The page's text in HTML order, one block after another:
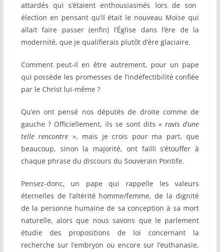
attardés qui s’étaient enthousiasmés lors de son
élection en pensant qu’il était le nouveau Moïse qui
allait faire passer (enfin) l’Église dans l’ère de la
modernité, que je qualifierais plutôt d’ère glaciaire.
Comment peut-il en être autrement, pour un pape
qui possède les promesses de l’indéfectibilité confiée
par le Christ lui-même ?
Qu’en ont pensé nos députés de droite comme de
gauche ? Officiellement, ils se sont dits « ravis d’une
telle rencontre », mais je crois pour ma part, que
beaucoup, sinon la majorité, ont failli s’étouffer à
chaque phrase du discours du Souverain Pontife.
Pensez-donc, un pape qui rappelle les valeurs
éternelles de l’altérité homme/femme, de la dignité
de la personne humaine de sa conception à sa mort
naturelle, alors que nous savons que le parlement
étudie des propositions de loi concernant la
recherche sur l’embryon ou encore sur l’euthanasie,